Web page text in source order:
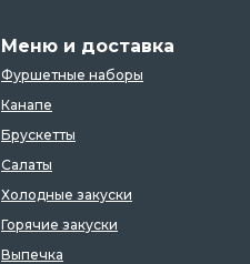
Меню и доставка
Фуршетные наборы
Канапе
Брускетты
Салаты
Холодные закуски
Горячие закуски
Выпечка